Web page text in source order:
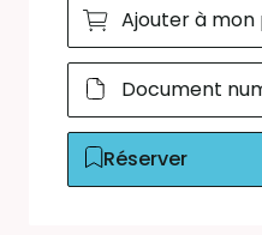
Ajouter à mon
Document
Réserver